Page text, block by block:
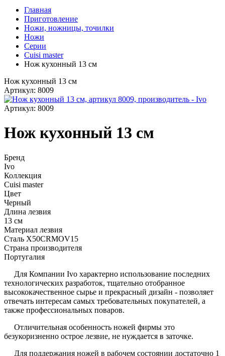
Главная
Приготовление
Ножи, ножницы, точилки
Ножи
Серии
Cuisi master
Нож кухонный 13 см
Нож кухонный 13 см
Артикул: 8009
Артикул: 8009
Нож кухонный 13 см
Бренд
Ivo
Коллекция
Cuisi master
Цвет
Черный
Длина лезвия
13 см
Материал лезвия
Сталь X50CRMOV15
Страна производителя
Португалия
Для Компании Ivo характерно использование последних
технологических разработок, тщательно отобранное
высококачественное сырье и прекрасный дизайн - позволяет
отвечать интересам самых требовательных покупателей, а
также профессиональных поваров.
Отличительная особенность ножей фирмы это
безукоризненно острое лезвие, не нуждается в заточке.
Для поддержания ножей в рабочем состоянии достаточно 1